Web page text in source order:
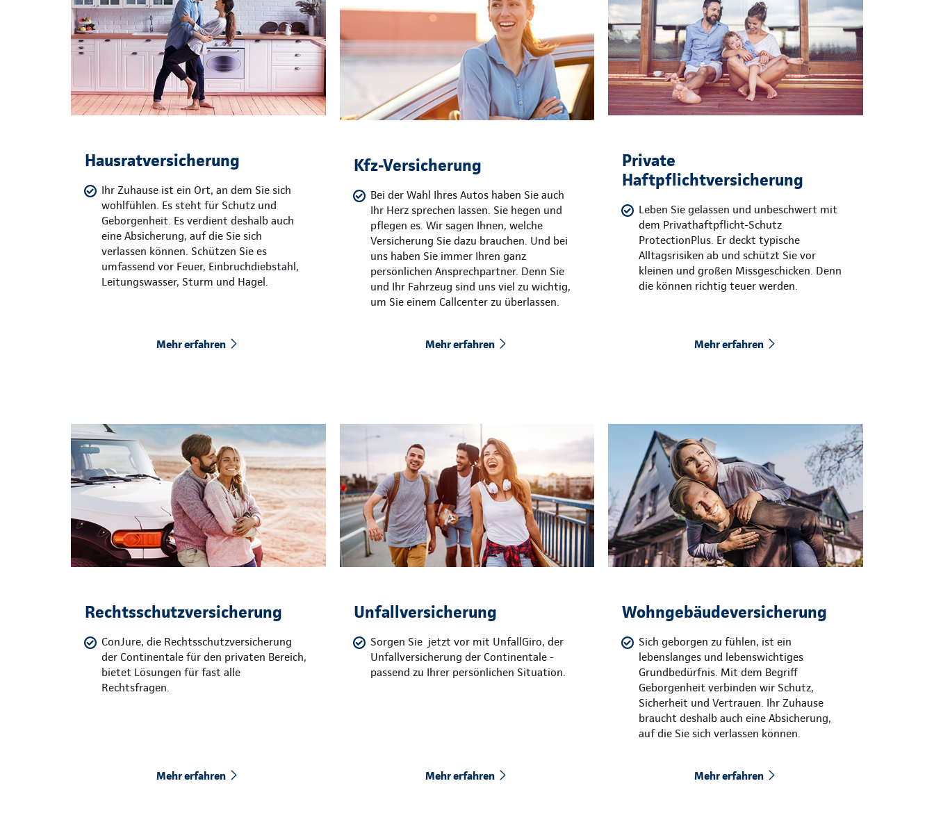
Hausratversicherung
Ihr Zuhause ist ein Ort, an dem Sie sich
wohlfühlen. Es steht für Schutz und
Geborgenheit. Es verdient deshalb auch
eine Absicherung, auf die Sie sich
verlassen können. Schützen Sie es
umfassend vor Feuer, Einbruchdiebstahl,
Leitungswasser, Sturm und Hagel.
Mehr erfahren
Kfz-Versicherung
Bei der Wahl Ihres Autos haben Sie auch
Ihr Herz sprechen lassen. Sie hegen und
pflegen es. Wir sagen Ihnen, welche
Versicherung Sie dazu brauchen. Und bei
uns haben Sie immer Ihren ganz
persönlichen Ansprechpartner. Denn Sie
und Ihr Fahrzeug sind uns viel zu wichtig,
um Sie einem Callcenter zu überlassen.
Mehr erfahren
Private
Haftpflichtversicherung
Leben Sie gelassen und unbeschwert mit
dem Privathaftpflicht-Schutz
ProtectionPlus. Er deckt typische
Alltagsrisiken ab und schützt Sie vor
kleinen und großen Missgeschicken. Denn
die können richtig teuer werden.
Mehr erfahren
Rechtsschutzversicherung
ConJure, die Rechtsschutzversicherung
der Continentale für den privaten Bereich,
bietet Lösungen für fast alle
Rechtsfragen.
Mehr erfahren
Unfallversicherung
Sorgen Sie jetzt vor mit UnfallGiro, der
Unfallversicherung der Continentale -
passend zu Ihrer persönlichen Situation.
Mehr erfahren
Wohngebäudeversicherung
Sich geborgen zu fühlen, ist ein
lebenslanges und lebenswichtiges
Grundbedürfnis. Mit dem Begriff
Geborgenheit verbinden wir Schutz,
Sicherheit und Vertrauen. Ihr Zuhause
braucht deshalb auch eine Absicherung,
auf die Sie sich verlassen können.
Mehr erfahren